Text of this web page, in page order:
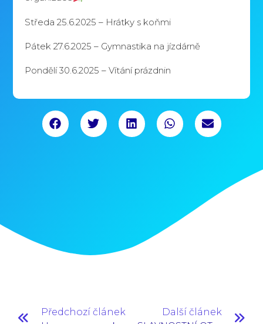
Středa 25.6.2025 – Hrátky s koňmi
Pátek 27.6.2025 – Gymnastika na jízdárně
Pondělí 30.6.2025 – Vítání prázdnin
Předchozí článek
Další článek